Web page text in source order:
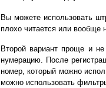
Вы можете использовать
плохо читается или вообще
Второй вариант проще и
нумерацию. После
номер, который можно
можно использовать